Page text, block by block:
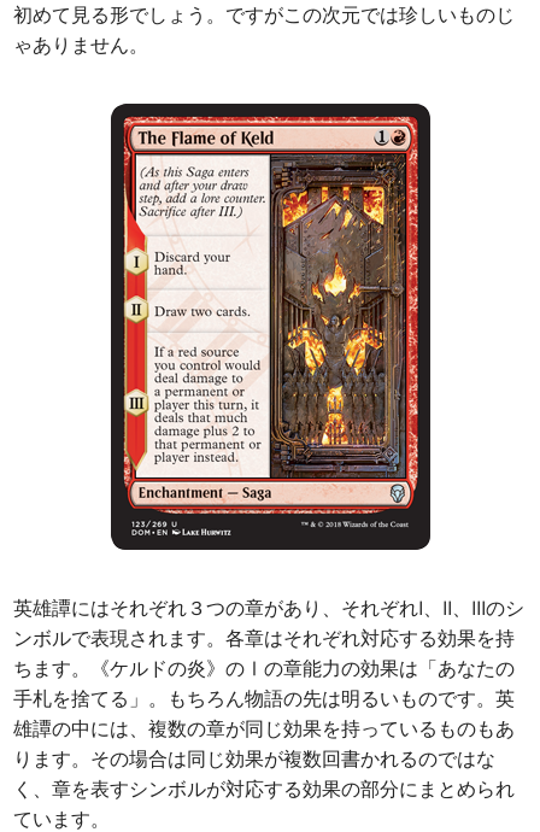
初めて見る形でしょう。ですがこの次元では珍しいものじ
ゃありません。
英雄譚にはそれぞれ３つの章があり、それぞれI、II、IIIのシ
ンボルで表現されます。各章はそれぞれ対応する効果を持
ちます。《ケルドの炎》のⅠの章能力の効果は「あなたの
手札を捨てる」。もちろん物語の先は明るいものです。英
雄譚の中には、複数の章が同じ効果を持っているものもあ
ります。その場合は同じ効果が複数回書かれるのではな
く、章を表すシンボルが対応する効果の部分にまとめられ
ています。